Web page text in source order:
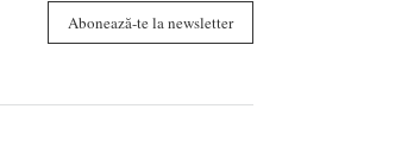
Abonează-te la newsletter